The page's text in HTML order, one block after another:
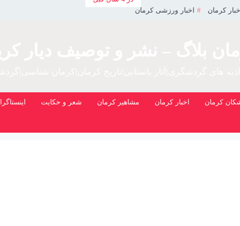
کرمان اخبار ورزشی کرمان
کرمان اخبار کرمان مشاهیر کرمان شعر و حکایت